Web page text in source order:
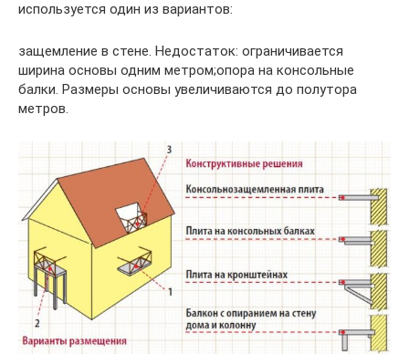
используется один из вариантов:
защемление в стене. Недостаток: ограничивается
ширина основы одним метром;опора на консольные
балки. Размеры основы увеличиваются до полутора
метров.